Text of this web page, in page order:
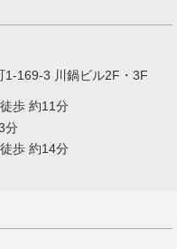
1-169-3 川鍋ビル2F・3F
歩 約11分
分
歩 約14分